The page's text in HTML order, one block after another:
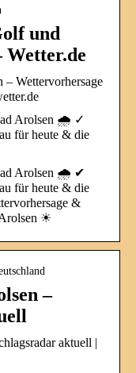
und
Wetter.de
Wettervorhersage
Arolsen 🌧️ ✓
für heute & die
Arolsen 🌧️ ✔
für heute & die
&
☀
–
aktuell |